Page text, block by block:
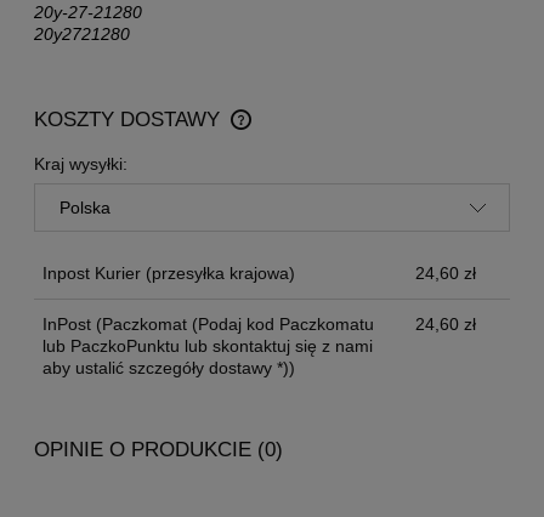
20y-27-21280
20y2721280
KOSZTY DOSTAWY
CENA NIE ZAWIERA EWENTUALNYCH KOSZTÓW
PŁATNOŚCI
Kraj wysyłki:
Inpost Kurier (przesyłka krajowa) 24,60 zł
InPost (Paczkomat (Podaj kod Paczkomatu
lub PaczkoPunktu lub skontaktuj się z nami
aby ustalić szczegóły dostawy *))
24,60 zł
OPINIE O PRODUKCIE (0)